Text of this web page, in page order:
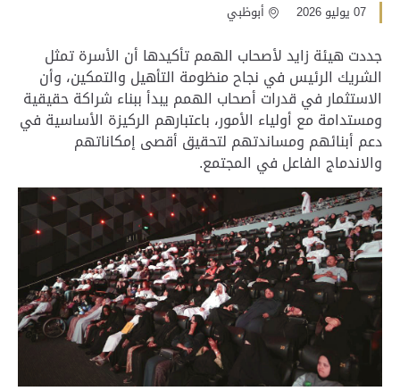
07 يوليو 2026 أبوظبي
جددت هيئة زايد لأصحاب الهمم تأكيدها أن الأسرة تمثل
الشريك الرئيس في نجاح منظومة التأهيل والتمكين، وأن
الاستثمار في قدرات أصحاب الهمم يبدأ ببناء شراكة حقيقية
ومستدامة مع أولياء الأمور، باعتبارهم الركيزة الأساسية في
دعم أبنائهم ومساندتهم لتحقيق أقصى إمكاناتهم
والاندماج الفاعل في المجتمع.